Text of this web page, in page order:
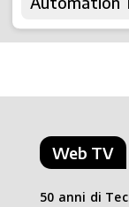
Web TV
50 anni di